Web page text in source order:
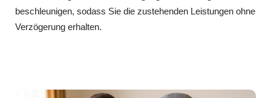
beschleunigen, sodass Sie die zustehenden Leistungen ohne
Verzögerung erhalten.